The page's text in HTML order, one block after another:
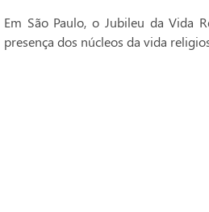
Em São Paulo, o Jubileu da Vida
presença dos núcleos da vida